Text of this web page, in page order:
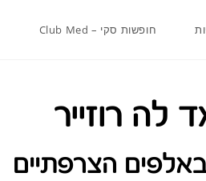
חופשות סקי – Club Med
לה רוזייר
הצרפתיים